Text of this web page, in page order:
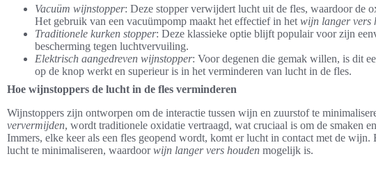
Vacuüm wijnstopper: Deze stopper verwijdert lucht uit de fles, waardoor de
Het gebruik van een vacuümpomp maakt het effectief in het wijn langer vers
Traditionele kurken stopper: Deze klassieke optie blijft populair voor zijn
bescherming tegen luchtvervuiling.
Elektrisch aangedreven wijnstopper: Voor degenen die gemak willen, is dit
op de knop werkt en superieur is in het verminderen van lucht in de fles.
Hoe wijnstoppers de lucht in de fles verminderen
Wijnstoppers zijn ontworpen om de interactie tussen wijn en zuurstof te
ververmijden, wordt traditionele oxidatie vertraagd, wat cruciaal is om de smaken
Immers, elke keer als een fles geopend wordt, komt er lucht in contact met de wijn.
lucht te minimaliseren, waardoorwijn langer vers houden mogelijk is.